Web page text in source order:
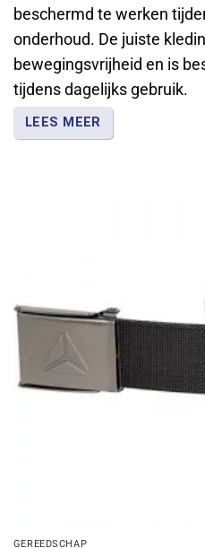
beschermd te werken
onderhoud. De juiste
bewegingsvrijheid en is
tijdens dagelijks gebruik.
LEES MEER
slijtvaste kleding voor
GEREEDSCHAP